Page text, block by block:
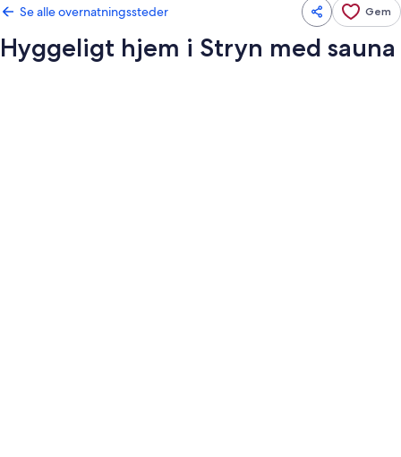
Se alle overnatningssteder Gem
Hyggeligt hjem i Stryn med sauna